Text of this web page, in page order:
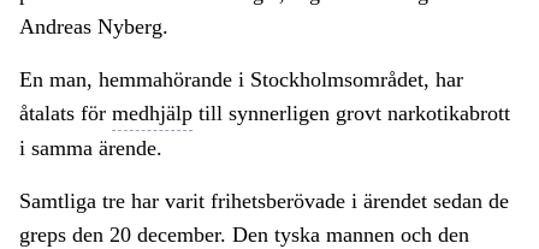
Andreas Nyberg.
En man, hemmahörande i Stockholmsområdet, har
åtalats för medhjälp till synnerligen grovt narkotikabrott
i samma ärende.
Samtliga tre har varit frihetsberövade i ärendet sedan de
greps den 20 december. Den tyska mannen och den